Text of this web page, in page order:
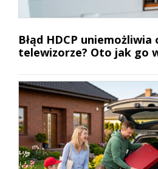
Błąd HDCP
telewizorze? Oto jak go